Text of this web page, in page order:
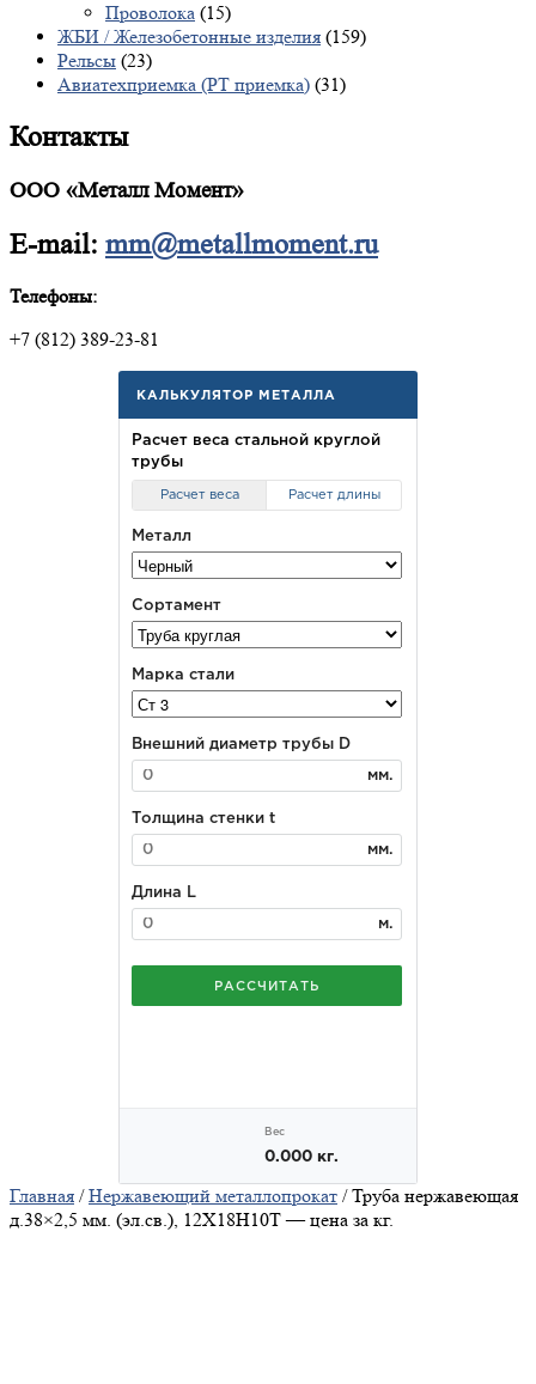
Проволока (15)
ЖБИ / Железобетонные изделия (159)
Рельсы (23)
Авиатехприемка (РТ приемка) (31)
Контакты
ООО «Металл Момент»
E-mail: mm@metallmoment.ru
Телефоны:
+7 (812) 389-23-81
Главная /Нержавеющий металлопрокат / Труба нержавеющая
д.38×2,5 мм. (эл.св.), 12Х18Н10Т — цена за кг.